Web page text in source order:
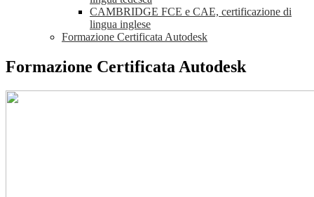
CAMBRIDGE FCE e CAE, certificazione di
lingua inglese
Formazione Certificata Autodesk
Formazione Certificata Autodesk